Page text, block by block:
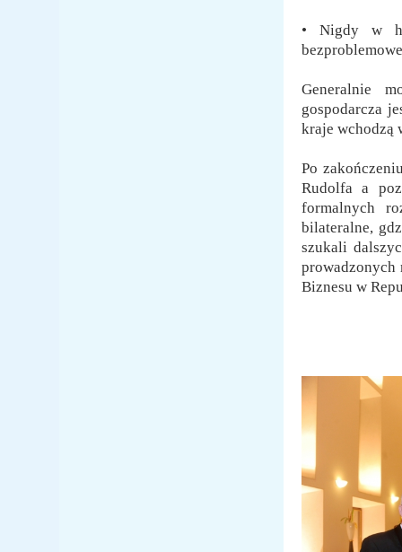
• Nigdy w
Generalnie
gospodarcza
kraje wchodzą
Po
Rudolfa a
formalnych
bilateralne,
szukali
prowadzonych
Biznesu w